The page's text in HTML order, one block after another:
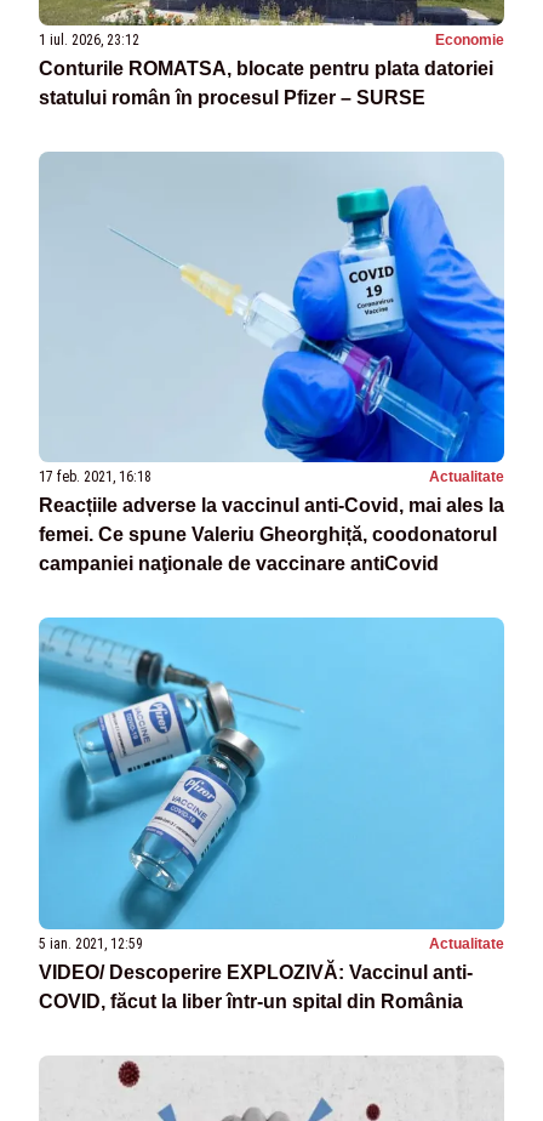
1 iul. 2026, 23:12 Economie
Conturile ROMATSA, blocate pentru plata datoriei
statului român în procesul Pfizer – SURSE
17 feb. 2021, 16:18 Actualitate
Reacțiile adverse la vaccinul anti-Covid, mai ales la
femei. Ce spune Valeriu Gheorghiță, coodonatorul
campaniei naţionale de vaccinare antiCovid
5 ian. 2021, 12:59 Actualitate
VIDEO/ Descoperire EXPLOZIVĂ: Vaccinul anti-
COVID, făcut la liber într-un spital din România